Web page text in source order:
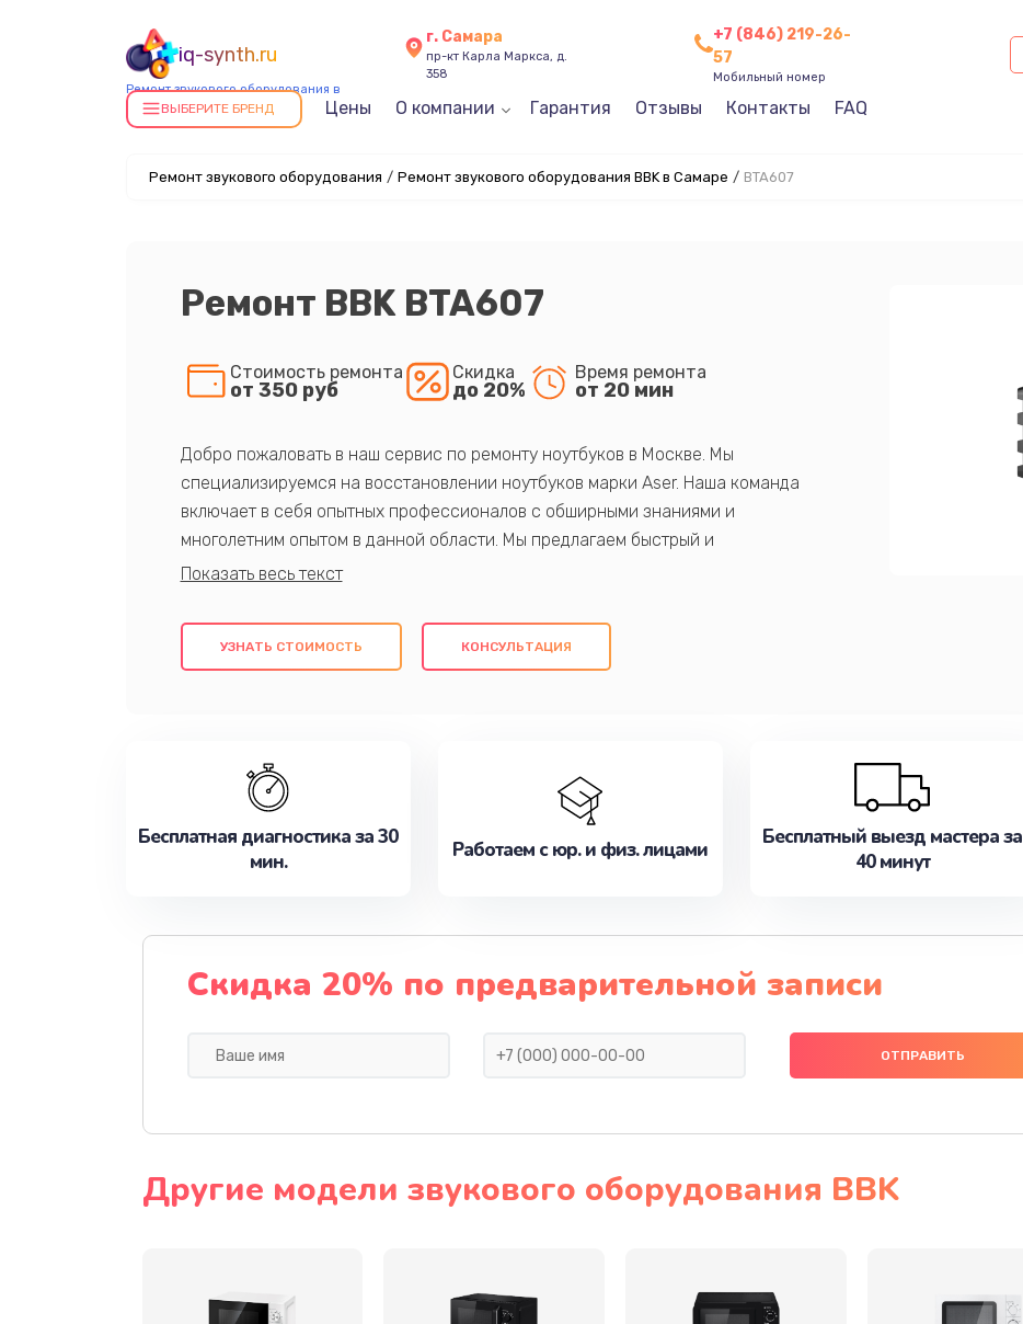
iq-synth.ru
Ремонт звукового оборудования в
Самаре
г. Самара
пр-кт Карла Маркса, д.
358
+7 (846) 219-26-
57
Мобильный номер
ВЫБЕРИТЕ БРЕНД Цены О компании Гарантия Отзывы Контакты FAQ
Ремонт звукового оборудования / Ремонт звукового оборудования BBK в Самаре / BTA607
Ремонт BBK BTA607
Стоимость ремонта
от 350 руб
Скидка
до 20%
Время ремонта
от 20 мин
Добро пожаловать в наш сервис по ремонту ноутбуков в Москве. Мы
специализируемся на восстановлении ноутбуков марки Aser. Наша команда
включает в себя опытных профессионалов с обширными знаниями и
многолетним опытом в данной области. Мы предлагаем быстрый и
качественный ремонт с использованием оригинальных компонентов, а также
клиентам надежное и профессиональное обслуживание, удовлетворяя их
потребности наилучшим образом. Не медлите записаться на ремонт уже
УЗНАТЬ СТОИМОСТЬ КОНСУЛЬТАЦИЯ
Бесплатная диагностика за 30
мин.
Работаем с юр. и физ. лицами
Бесплатный выезд мастера за
40 минут
Скидка 20% по предварительной записи
Другие модели звукового оборудования BBK